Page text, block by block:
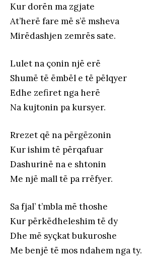
Kur dorën ma zgjate
At’herë fare më s’ë msheva
Mirëdashjen zemrës sate.
Lulet na çonin një erë
Shumë të ëmbël e të pëlqyer
Edhe zefiret nga herë
Na kujtonin pa kursyer.
Rrezet që na përgëzonin
Kur ishim të përqafuar
Dashurinë na e shtonin
Me një mall të pa rrëfyer.
Sa fjal’ t’mbla më thoshe
Kur përkëdheleshim të dy
Dhe më syçkat bukuroshe
Me benjë të mos ndahem nga ty.